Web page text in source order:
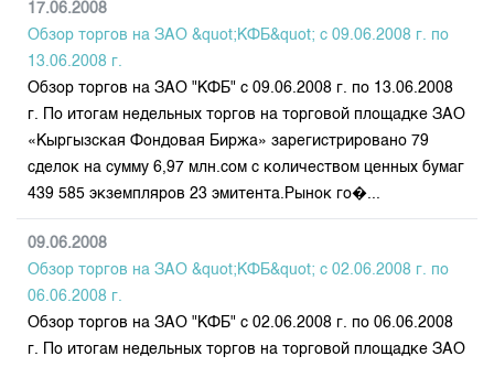
17.06.2008
Обзор торгов на ЗАО &quot;КФБ&quot; с 09.06.2008 г. по
13.06.2008 г.
Обзор торгов на ЗАО "КФБ" с 09.06.2008 г. по 13.06.2008
г. По итогам недельных торгов на торговой площадке ЗАО
«Кыргызская Фондовая Биржа» зарегистрировано 79
сделок на сумму 6,97 млн.сом с количеством ценных бумаг
439 585 экземпляров 23 эмитента.Рынок го�...
09.06.2008
Обзор торгов на ЗАО &quot;КФБ&quot; с 02.06.2008 г. по
06.06.2008 г.
Обзор торгов на ЗАО "КФБ" с 02.06.2008 г. по 06.06.2008
г. По итогам недельных торгов на торговой площадке ЗАО